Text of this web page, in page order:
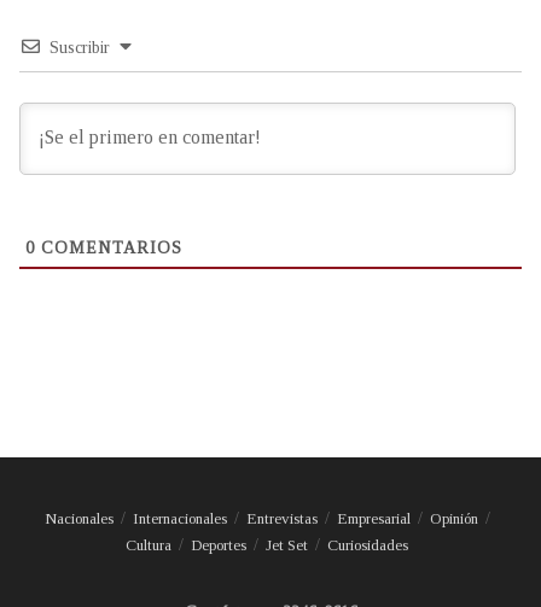
Suscribir
0 COMENTARIOS
Nacionales Internacionales Entrevistas Empresarial
Opinión
Cultura
Deportes Jet Set Curiosidades